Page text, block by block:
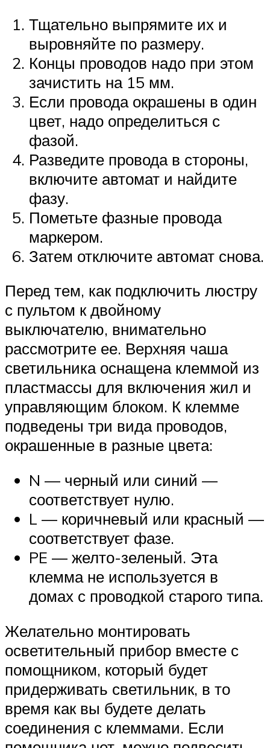
Тщательно выпрямите их и
выровняйте по размеру.
Концы проводов надо при этом
зачистить на 15 мм.
Если провода окрашены в один
цвет, надо определиться с
фазой.
Разведите провода в стороны,
включите автомат и найдите
фазу.
Пометьте фазные провода
маркером.
Затем отключите автомат снова.
Перед тем, как подключить люстру
с пультом к двойному
выключателю, внимательно
рассмотрите ее. Верхняя чаша
светильника оснащена клеммой из
пластмассы для включения жил и
управляющим блоком. К клемме
подведены три вида проводов,
окрашенные в разные цвета:
N — черный или синий —
соответствует нулю.
L — коричневый или красный —
соответствует фазе.
PE — желто-зеленый. Эта
клемма не используется в
домах с проводкой старого типа.
Желательно монтировать
осветительный прибор вместе с
помощником, который будет
придерживать светильник, в то
время как вы будете делать
соединения с клеммами. Если